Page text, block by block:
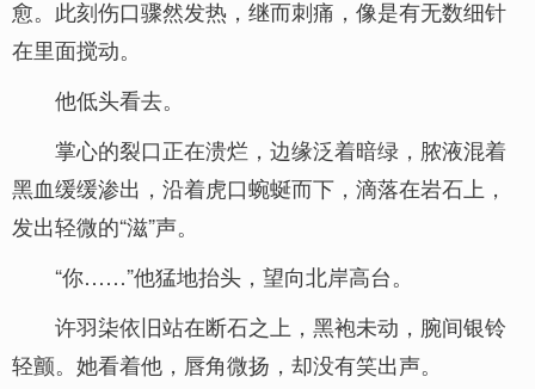
愈。此刻伤口骤然发热，继而刺痛，像是有无数细针
在里面搅动。
他低头看去。
掌心的裂口正在溃烂，边缘泛着暗绿，脓液混着
黑血缓缓渗出，沿着虎口蜿蜒而下，滴落在岩石上，
发出轻微的“滋”声。
“你……”他猛地抬头，望向北岸高台。
许羽柒依旧站在断石之上，黑袍未动，腕间银铃
轻颤。她看着他，唇角微扬，却没有笑出声。